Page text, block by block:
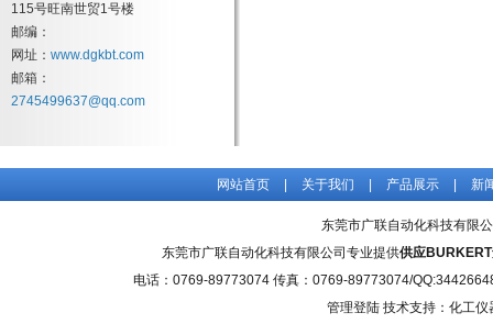
115号旺南世贸1号楼
邮编：
网址： www.dgkbt.com
邮箱：
2745499637@qq.com
网站首页 关于我们 产品展示 新
东莞市广联自动化科技有限
东莞市广联自动化科技有限公司专业提供供应
电话：0769-89773074 传真：0769-89773074/
管理登陆 技术支持：化工